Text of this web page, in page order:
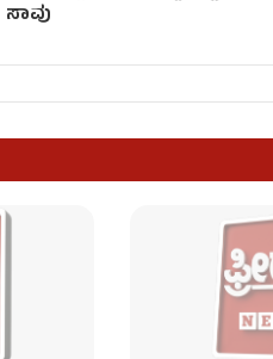
ವರ್ಸಸ್ ‘ಬರಿದಾದ ಕೃಷಿ’ – ಡಿಕೆಶಿಗೆ
ಸಾವು